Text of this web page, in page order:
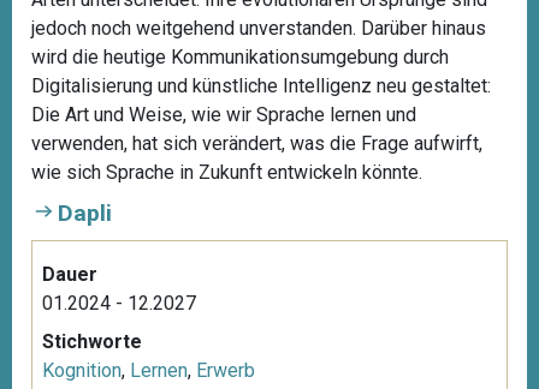
i
o
n
jedoch noch weitgehend unverstanden. Darüber hinaus
wird die heutige Kommunikationsumgebung durch
Digitalisierung und künstliche Intelligenz neu gestaltet:
Die Art und Weise, wie wir Sprache lernen und
verwenden, hat sich verändert, was die Frage aufwirft,
wie sich Sprache in Zukunft entwickeln könnte.
Dapli
Dauer
01.2024 - 12.2027
Stichworte
Kognition, Lernen, Erwerb